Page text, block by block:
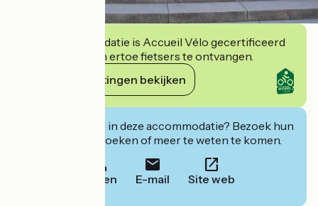
Deze accommodatie is Accueil Vélo gecertificeerd
en verbindt zich ertoe fietsers te ontvangen.
Haar verplichtingen bekijken
Geïnteresseerd in deze accommodatie? Bezoek hun
website om te boeken of meer te weten te komen.
Bellen E-mail Site web